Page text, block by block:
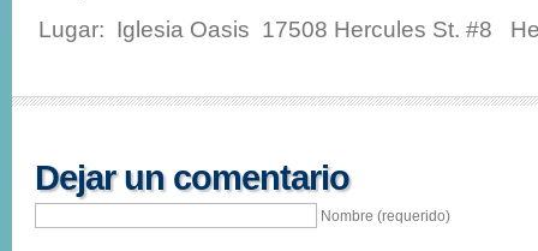
Lugar: Iglesia Oasis 17508 Hercules St. #8
Dejar un comentario
Nombre (requerido)